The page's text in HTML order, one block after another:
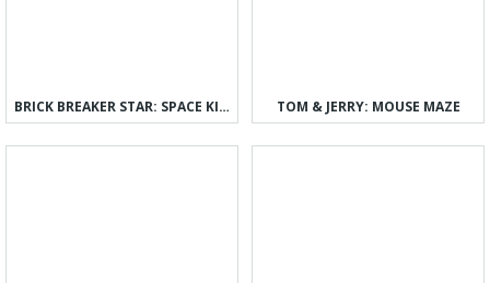
BRICK BREAKER STAR: SPACE KING TOM & JERRY: MOUSE MAZE